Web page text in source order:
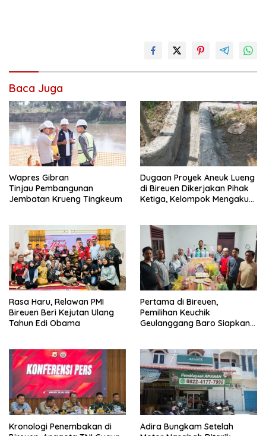
Baca Juga
Wapres Gibran
Tinjau Pembangunan
Jembatan Krueng Tingkeum
Dugaan Proyek Aneuk Lueng
di Bireuen Dikerjakan Pihak
Ketiga, Kelompok Mengaku
Rasa Haru, Relawan PMI
Bireuen Beri Kejutan Ulang
Tahun Edi Obama
Pertama di Bireuen,
Pemilihan Keuchik
Geulanggang Baro Siapkan
Kronologi Penembakan di
Adira Bungkam Setelah